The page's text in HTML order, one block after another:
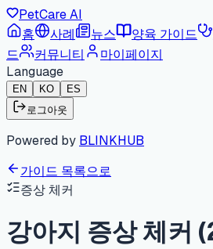
PetCare AI
홈
사례 뉴스 양육 가이드
드
커뮤니티
마이페이지
Language
EN KO
ES
로그아웃
Powered by BLINKHUB
가이드 목록으로
증상 체커
강아지 증상 체커